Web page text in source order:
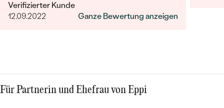
ist Eppi meine Empfehlung!
Verifizierter Kunde
12.09.2022
Ganze Bewertung anzeigen
Für Partnerin und Ehefrau von Eppi